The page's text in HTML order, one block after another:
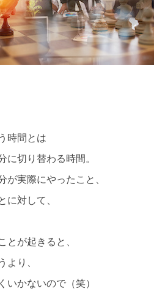
時間とは
に切り替わる時間。
が実際にやったこと、
に対して、
とが起きると、
より、
いかないので（笑）